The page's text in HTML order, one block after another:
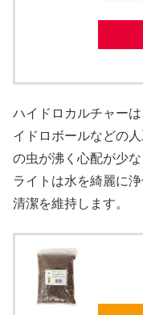
ハイドロカルチャー
イドロボールなどの
の虫が沸く心配が少
ライトは水を綺麗に
清潔を維持します。